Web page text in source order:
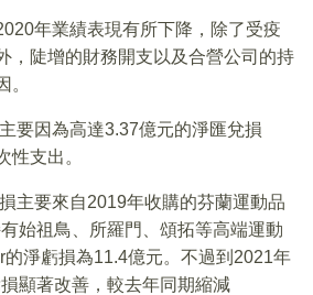
年業績表現有所下降，除了受疫
，陡增的財務開支以及合營公司的持
。
要因為高達3.37億元的淨匯兌損
性支出。
主要來自2019年收購的芬蘭運動品
始祖鳥、所羅門、頌拓等高端運動
淨虧損為11.4億元。不過到2021年
顯著改善，較去年同期縮減